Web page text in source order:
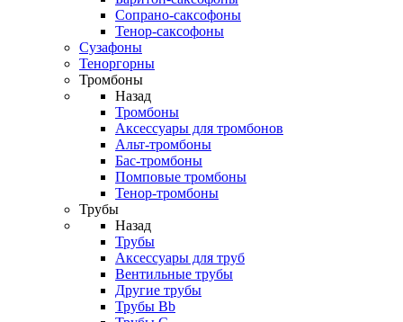
Сопрано-саксофоны
Тенор-саксофоны
Сузафоны
Теноргорны
Тромбоны
Назад
Тромбоны
Аксессуары для тромбонов
Альт-тромбоны
Бас-тромбоны
Помповые тромбоны
Тенор-тромбоны
Трубы
Назад
Трубы
Аксессуары для труб
Вентильные трубы
Другие трубы
Трубы Bb